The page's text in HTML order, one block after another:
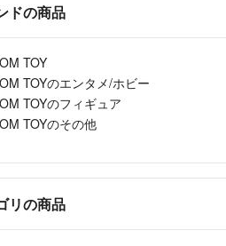
ドの商品
TOY
TOYのエンタメ/ホビー
TOYのフィギュア
TOYのその他
リの商品